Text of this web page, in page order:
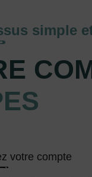
simple
votre compte